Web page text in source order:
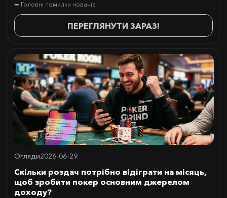
➥ Головні помилки новачів
ПЕРЕГЛЯНУТИ ЗАРАЗ!
Огляди2026-06-29
Скільки роздач потрібно відіграти на місяць,
щоб зробити покер основним джерелом
доходу?